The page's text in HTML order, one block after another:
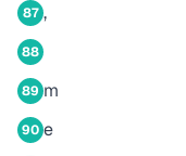
87 ,
88
89 m
90 e